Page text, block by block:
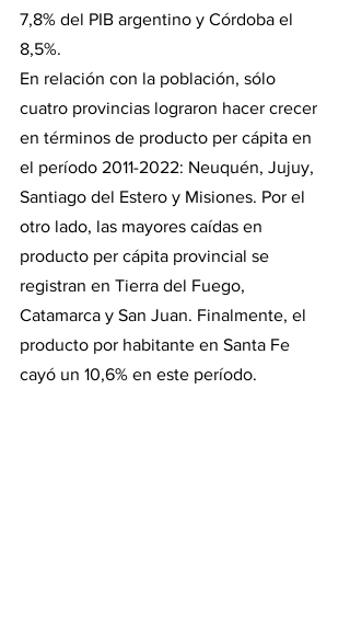
7,8% del PIB argentino y Córdoba el
8,5%.
En relación con la población, sólo
cuatro provincias lograron hacer crecer
en términos de producto per cápita en
el período 2011-2022: Neuquén, Jujuy,
Santiago del Estero y Misiones. Por el
otro lado, las mayores caídas en
producto per cápita provincial se
registran en Tierra del Fuego,
Catamarca y San Juan. Finalmente, el
producto por habitante en Santa Fe
cayó un 10,6% en este período.